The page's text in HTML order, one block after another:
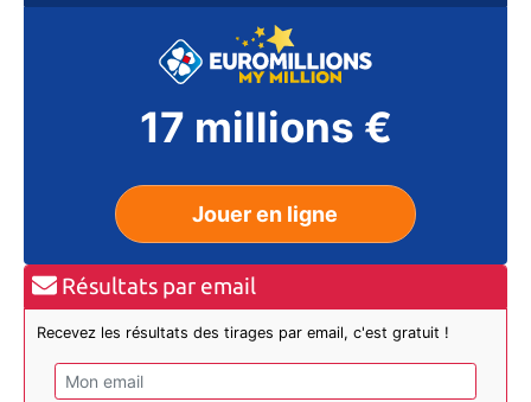
17 millions €
Jouer en ligne
Résultats par email
Recevez les résultats des tirages par email, c'est gratuit !